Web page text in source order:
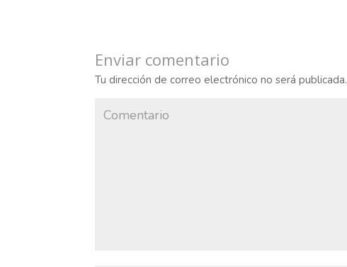
Enviar comentario
Tu dirección de correo electrónico no será publicada.